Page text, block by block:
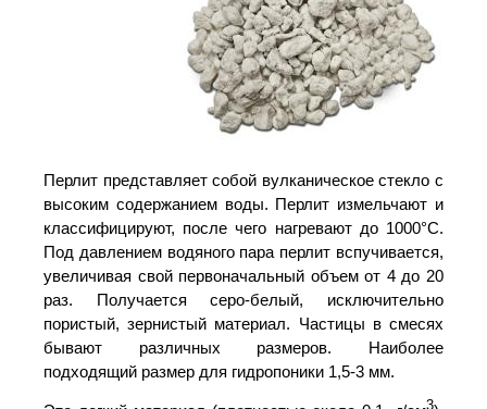
Перлит представляет собой вулканическое стекло с
высоким содержанием воды. Перлит измельчают и
классифицируют, после чего нагревают до 1000°С.
Под давлением водяного пара перлит вспучивается,
увеличивая свой первоначальный объем от 4 до 20
раз. Получается серо-белый, исключительно
пористый, зернистый материал. Частицы в смесях
бывают различных размеров. Наиболее
подходящий размер для гидропоники 1,5-3 мм.
3